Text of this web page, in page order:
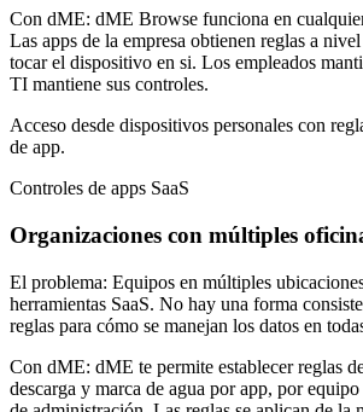
Con dME: dME Browse funciona en
Las apps de la empresa obtienen reglas a
tocar el dispositivo en si. Los empleados
TI mantiene sus controles.
Acceso desde dispositivos personales con
de app.
Controles de apps SaaS
Organizaciones con múltiples
El problema: Equipos en múltiples
herramientas SaaS. No hay una forma
reglas para cómo se manejan los datos en
Con dME: dME te permite establecer reglas
descarga y marca de agua por app, por